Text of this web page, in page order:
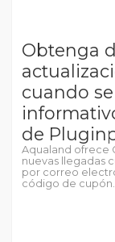
Obtenga
cuando
de
Aqualand ofrece
nuevas llegadas
por correo
código de